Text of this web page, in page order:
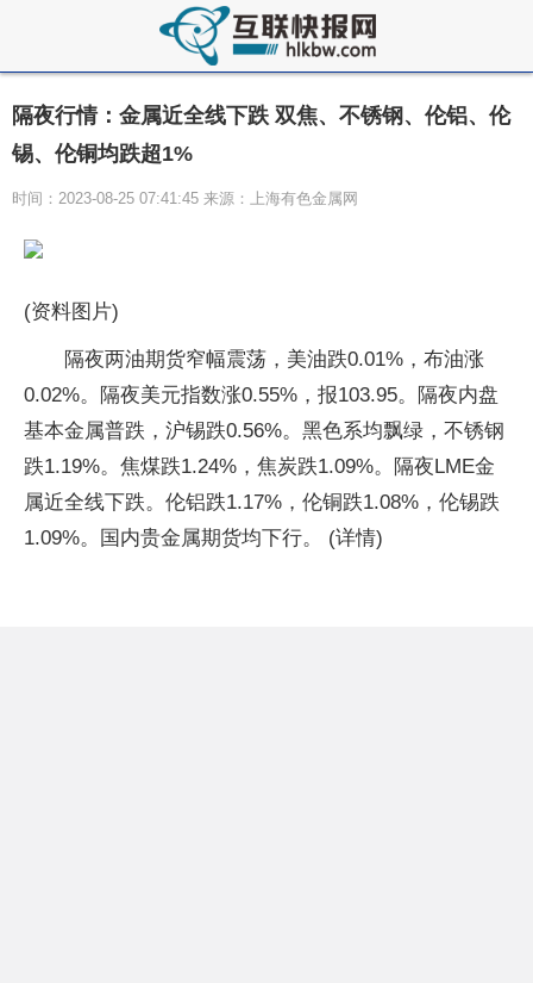
隔夜行情：金属近全线下跌 双焦、不锈钢、伦铝、伦
锡、伦铜均跌超1%
时间：2023-08-25 07:41:45 来源：上海有色金属网
(资料图片)
隔夜两油期货窄幅震荡，美油跌0.01%，布油涨
0.02%。隔夜美元指数涨0.55%，报103.95。隔夜内盘
基本金属普跌，沪锡跌0.56%。黑色系均飘绿，不锈钢
跌1.19%。焦煤跌1.24%，焦炭跌1.09%。隔夜LME金
属近全线下跌。伦铝跌1.17%，伦铜跌1.08%，伦锡跌
1.09%。国内贵金属期货均下行。 (详情)